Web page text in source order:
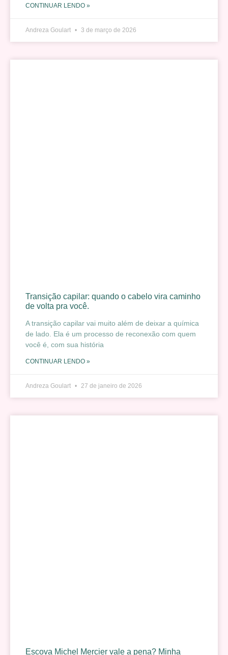
CONTINUAR LENDO »
Andreza Goulart 3 de março de 2026
Transição capilar: quando o cabelo vira caminho
de volta pra você.
A transição capilar vai muito além de deixar a química
de lado. Ela é um processo de reconexão com quem
você é, com sua história
CONTINUAR LENDO »
Andreza Goulart 27 de janeiro de 2026
Escova Michel Mercier vale a pena? Minha